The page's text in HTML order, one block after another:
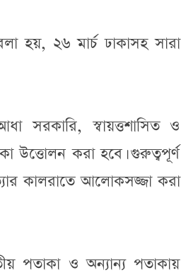
হয়, ২৬ মার্চ ঢাকাসহ সারা
সরকারি, স্বায়ত্তশাসিত ও
উত্তোলন করা হবে। গুরুত্বপূর্ণ
কালরাতে আলোকসজ্জা করা
পতাকা ও অন্যান্য পতাকায়